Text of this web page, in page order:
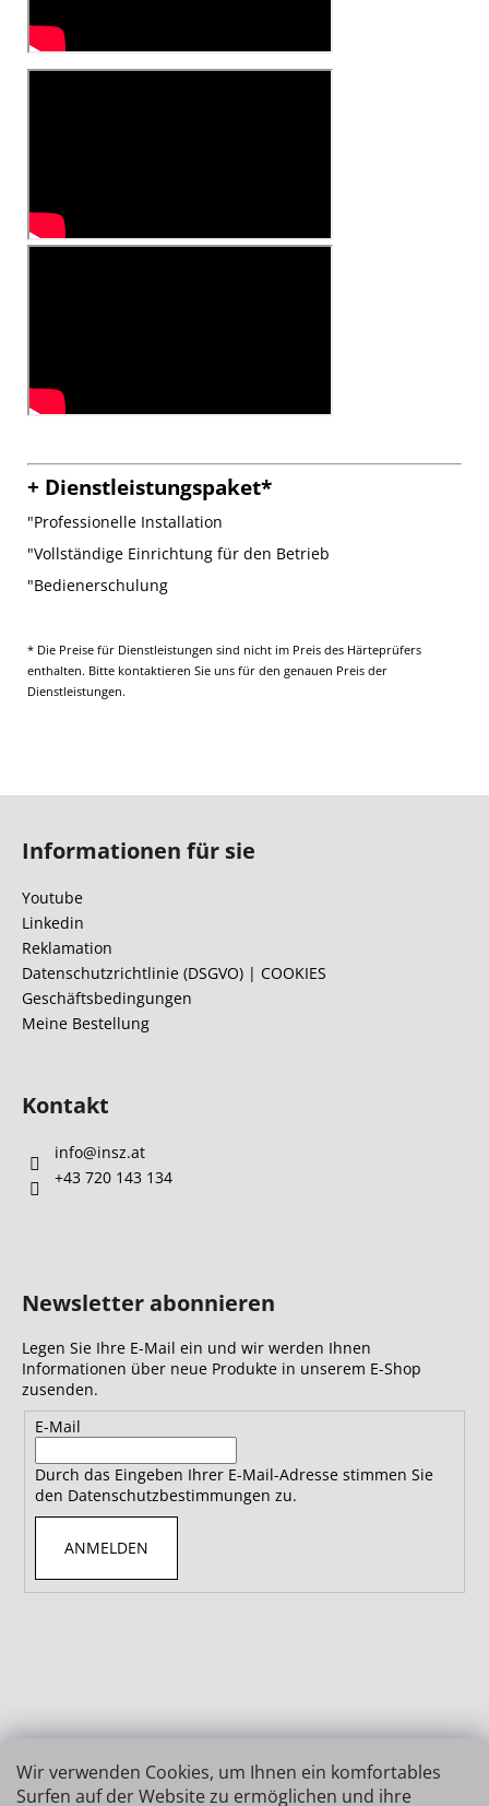
Wir verwenden Cookies, um Ihnen ein komfortables
Surfen auf der Website zu ermöglichen und ihre
+ Dienstleistungspaket*
"Professionelle Installation
"Vollständige Einrichtung für den Betrieb
"Bedienerschulung
* Die Preise für Dienstleistungen sind nicht im Preis des Härteprüfers
enthalten. Bitte kontaktieren Sie uns für den genauen Preis der
Dienstleistungen.
Informationen für sie
Youtube
Linkedin
Reklamation
Datenschutzrichtlinie (DSGVO) | COOKIES
Geschäftsbedingungen
Meine Bestellung
Kontakt
info@insz.at
+43 720 143 134
Newsletter abonnieren
Legen Sie Ihre E-Mail ein und wir werden Ihnen
Informationen über neue Produkte in unserem E-Shop
zusenden.
E-Mail
Durch das Eingeben Ihrer E-Mail-Adresse stimmen Sie
den Datenschutzbestimmungen zu.
ANMELDEN